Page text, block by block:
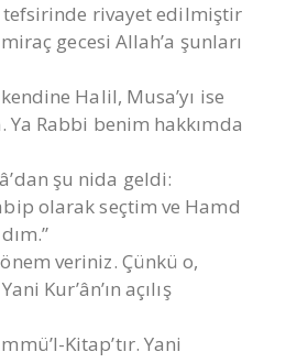
tefsirinde rivayet edilmiştir
gecesi Allah’a şunları
Halil, Musa’yı ise
Ya Rabbi benim hakkımda
şu nida geldi:
olarak seçtim ve Hamd
veriniz. Çünkü o,
Kur’ân’ın açılış
Kitap’tır. Yani